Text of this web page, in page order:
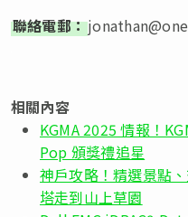
聯絡電郵：
相關內容
KGMA 2025 情報！
Pop 頒獎禮追星
神戶攻略！精選景點
塔走到山上草園